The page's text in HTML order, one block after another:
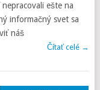
ešte na
informačný svet sa
náš
Čítať celé →